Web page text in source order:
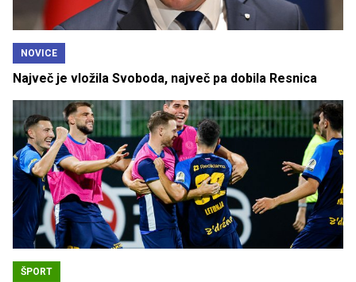
NOVICE
Največ je vložila Svoboda, največ pa dobila Resnica
ŠPORT